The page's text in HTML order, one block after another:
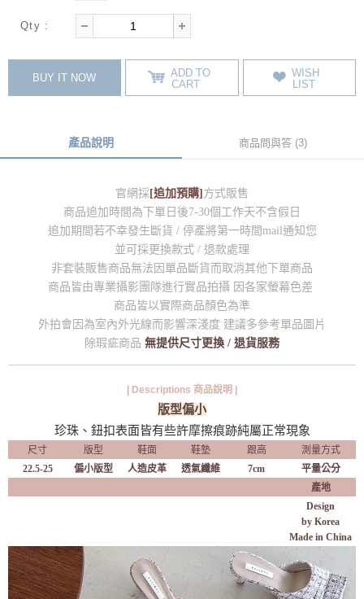
Qty :
BUY IT NOW
ADD TO
CART
WISH
LIST
產品說明 商品問與答 (3)
官網採[追加預購]方式販售
商品追加時間為下單日後7-30個工作天不含假日
追加期間若不幸發生斷貨 / 停產將第一時間mail通知您
並可採更換款式 / 退款處理
非套裝販售商品無法因單品斷貨而取消其他下單商品
商品皆由專業攝影團隊進行實品拍攝 因各家螢幕色差
商品皆以實際商品顏色為準
外拍會因為室內外光線而影響深淺度 建議多參考單品圖片
除瑕疵商品 無提供尺寸更換 / 退貨服務
| Descriptions 商品說明 |
版型偏小
珍珠、鈕扣表面皆有些許摩擦痕跡純屬正常現象
尺寸 版型 鞋面 鞋墊 跟高
測量方式
22.5-25
偏小版型 人造皮革 透氣纖維 7cm
平量公分
產地
Design
by Korea
Made in China